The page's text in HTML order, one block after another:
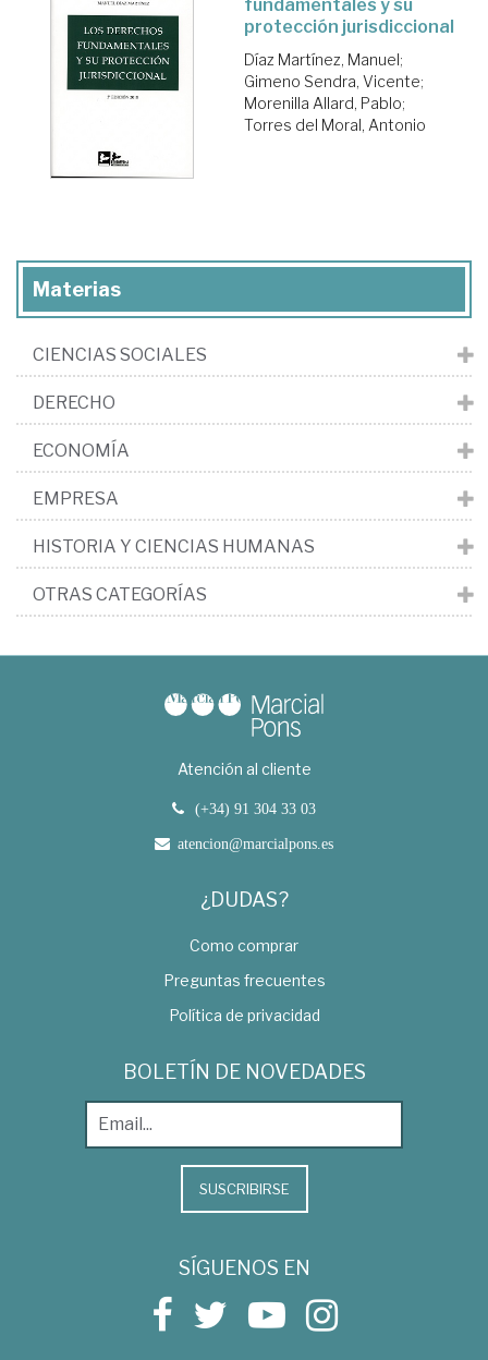
fundamentales y su
protección jurisdiccional
Díaz Martínez, Manuel;
Gimeno Sendra, Vicente;
Morenilla Allard, Pablo;
Torres del Moral, Antonio
Materias
CIENCIAS SOCIALES
DERECHO
ECONOMÍA
EMPRESA
HISTORIA Y CIENCIAS HUMANAS
OTRAS CATEGORÍAS
Atención al cliente
(+34) 91 304 33 03
atencion@marcialpons.es
¿DUDAS?
Como comprar
Preguntas frecuentes
Política de privacidad
BOLETÍN DE NOVEDADES
SUSCRIBIRSE
SÍGUENOS EN